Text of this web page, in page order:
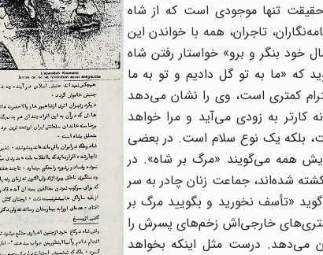
تنها موجودی است که از شاه
تاجران، همه با خواندن این
خود بنگر و برو» خواستار رفتن شاه
که «ما به تو گل دادیم و تو به ما
کمتری است، وی را نشان می‌دهد
کارتر به زودی می‌آید و مرا خواهد
بلکه یک نوع سلام است. در بعضی
همه می‌گویند «مرگ بر شاه». در
شده‌اند، جماعت زنان چادر به سر
«تأسف نخورید و بگویید مرگ بر
خارجی‌اش زخم‌های پسرش را
می‌دهد. درست مثل اینکه بخواهد